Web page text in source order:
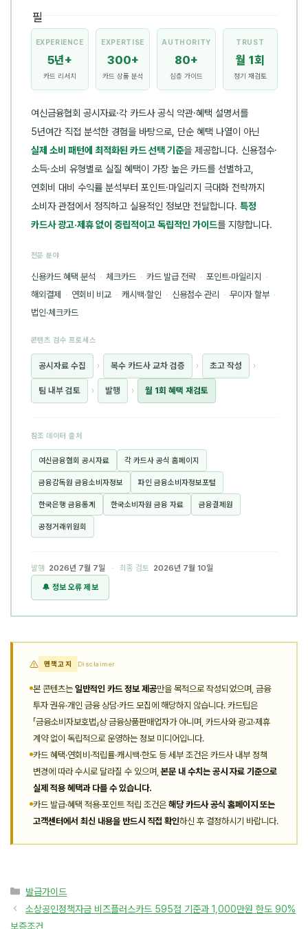
EXPERIENCE
5년+
카드 리서치
EXPERTISE
300+
카드 상품 분석
AUTHORITY
80+
심층 가이드
TRUST
월 1회
정기 재검토
여신금융협회 공시자료·각 카드사 공식 약관·혜택 설명서를
5년여간 직접 분석한 경험을 바탕으로, 단순 혜택 나열이 아닌
실제 소비 패턴에 최적화된 카드 선택 기준을 제공합니다. 신용점수·
소득·소비 유형별로 실질 혜택이 가장 높은 카드를 선별하고,
연회비 대비 수익률 분석부터 포인트·마일리지 극대화 전략까지
소비자 관점에서 정직하고 실용적인 정보만 전달합니다. 특정
카드사 광고·제휴 없이 중립적이고 독립적인 가이드를 지향합니다.
전문 분야
신용카드 혜택 분석 · 체크카드 · 카드 발급 전략 · 포인트·마일리지 ·
해외결제 · 연회비 비교 · 캐시백·할인 · 신용점수 관리 · 무이자 할부 ·
법인·체크카드
콘텐츠 검수 프로세스
공시자료 수집 › 복수 카드사 교차 검증 › 초고 작성 ›
팀 내부 검토 › 발행 › 월 1회 혜택 재검토
참조 데이터 출처
여신금융협회 공시자료 각 카드사 공식 홈페이지
금융감독원 금융소비자정보 파인 금융소비자정보포털
한국은행 금융통계 한국소비자원 금융 자료 금융결제원
공정거래위원회
발행 2026년 7월 7일 · 최종 검토 2026년 7월 10일
🔔 정보 오류 제보
면책고지 Disclaimer
본 콘텐츠는 일반적인 카드 정보 제공만을 목적으로 작성되었으며, 금융
투자 권유·개인 금융 상담·카드 모집에 해당하지 않습니다. 카드팁은
「금융소비자보호법」상 금융상품판매업자가 아니며, 카드사와 광고·제휴
계약 없이 독립적으로 운영하는 정보 미디어입니다.
카드 혜택·연회비·적립률·캐시백·한도 등 세부 조건은 카드사 내부 정책
변경에 따라 수시로 달라질 수 있으며,본문 내 수치는 공시 자료 기준으로
실제 적용 혜택과 다를 수 있습니다.
카드 발급·혜택 적용·포인트 적립 조건은 해당 카드사 공식 홈페이지 또는
고객센터에서 최신 내용을 반드시 직접 확인하신 후 결정하시기 바랍니다.
카
테
발급가이드
소상공인정책자금 비즈플러스카드 595점 기준과 1,000만원 한도 90%
보증조건